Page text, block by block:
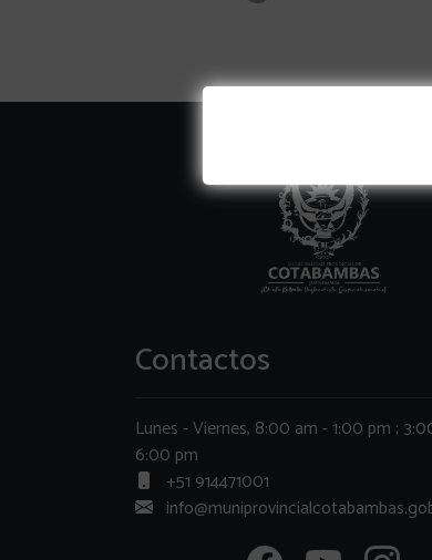
Contactos
Lunes - Viernes, 8:00 am - 1:00 pm ;
6:00 pm
+51 914471001